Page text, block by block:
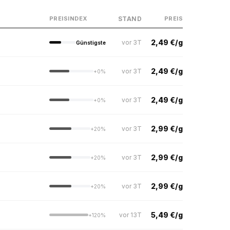
PREISINDEX STAND PREIS
Günstigste vor 3T 2,49 €/g
+0% vor 3T 2,49 €/g
+0% vor 3T 2,49 €/g
+20% vor 3T 2,99 €/g
+20% vor 3T 2,99 €/g
+20% vor 3T 2,99 €/g
+120% vor 13T 5,49 €/g